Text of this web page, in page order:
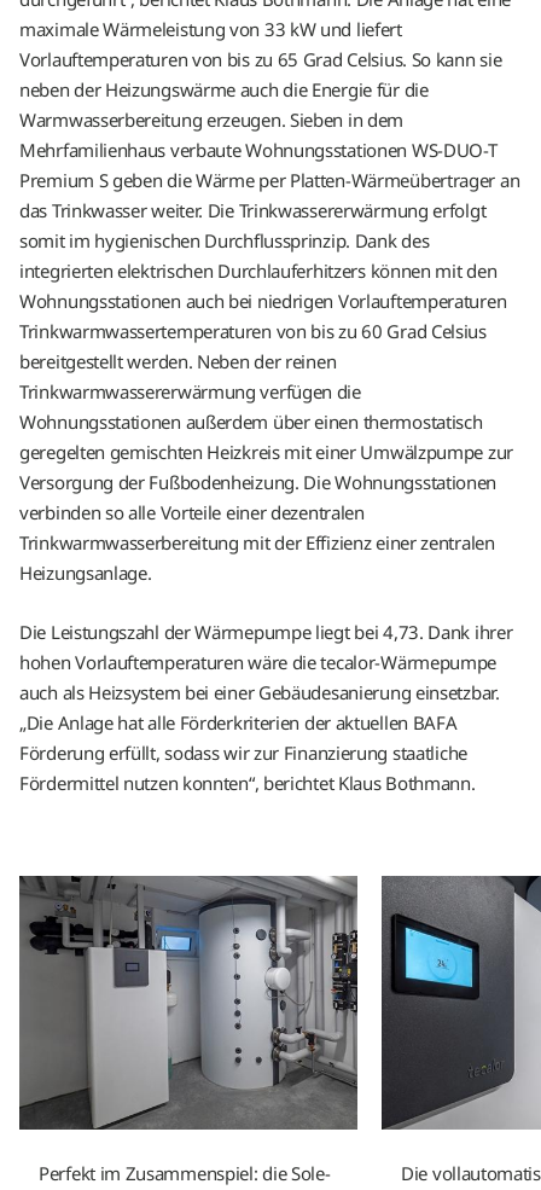
maximale Wärmeleistung von 33 kW und liefert
Vorlauftemperaturen von bis zu 65 Grad Celsius. So kann sie
neben der Heizungswärme auch die Energie für die
Warmwasserbereitung erzeugen. Sieben in dem
Mehrfamilienhaus verbaute Wohnungsstationen WS-DUO-T
Premium S geben die Wärme per Platten-Wärmeübertrager an
das Trinkwasser weiter. Die Trinkwassererwärmung erfolgt
somit im hygienischen Durchflussprinzip. Dank des
integrierten elektrischen Durchlauferhitzers können mit den
Wohnungsstationen auch bei niedrigen Vorlauftemperaturen
Trinkwarmwassertemperaturen von bis zu 60 Grad Celsius
bereitgestellt werden. Neben der reinen
Trinkwarmwassererwärmung verfügen die
Wohnungsstationen außerdem über einen thermostatisch
geregelten gemischten Heizkreis mit einer Umwälzpumpe zur
Versorgung der Fußbodenheizung. Die Wohnungsstationen
verbinden so alle Vorteile einer dezentralen
Trinkwarmwasserbereitung mit der Effizienz einer zentralen
Heizungsanlage.
Die Leistungszahl der Wärmepumpe liegt bei 4,73. Dank ihrer
hohen Vorlauftemperaturen wäre die tecalor-Wärmepumpe
auch als Heizsystem bei einer Gebäudesanierung einsetzbar.
„Die Anlage hat alle Förderkriterien der aktuellen BAFA
Förderung erfüllt, sodass wir zur Finanzierung staatliche
Fördermittel nutzen konnten“, berichtet Klaus Bothmann.
Perfekt im Zusammenspiel: die Sole-
Die